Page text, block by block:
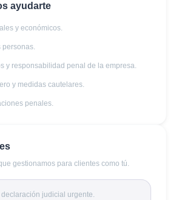
ayudarte
y económicos.
personas.
y responsabilidad penal de la empresa.
y medidas cautelares.
penales.
gestionamos para clientes como tú.
judicial urgente.